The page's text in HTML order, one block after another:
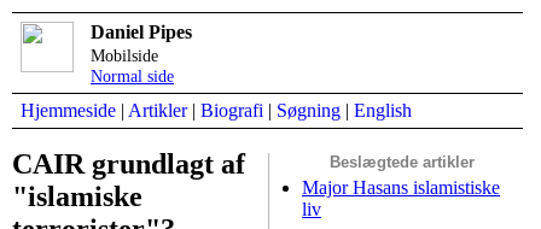
Daniel Pipes
Mobilside
Normal side
Hjemmeside | Artikler| Biografi | Søgning | English
Beslægtede artikler
Major Hasans islamistiske
liv
CAIR grundlagt af
"islamiske